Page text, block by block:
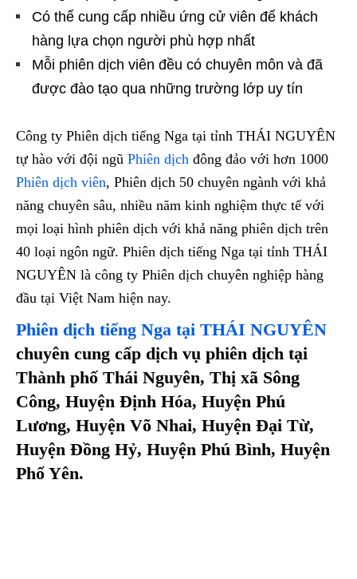
Có thể cung cấp nhiều ứng cử viên để khách
hàng lựa chọn người phù hợp nhất
Mỗi phiên dịch viên đều có chuyên môn và đã
được đào tạo qua những trường lớp uy tín
Công ty Phiên dịch tiếng Nga tại tỉnh THÁI NGUYÊN
tự hào với đội ngũ Phiên dịch đông đảo với hơn 1000
Phiên dịch viên, Phiên dịch 50 chuyên ngành với khả
năng chuyên sâu, nhiều năm kinh nghiệm thực tế với
mọi loại hình phiên dịch với khả năng phiên dịch trên
40 loại ngôn ngữ. Phiên dịch tiếng Nga tại tỉnh THÁI
NGUYÊN là công ty Phiên dịch chuyên nghiệp hàng
đầu tại Việt Nam hiện nay.
Phiên dịch tiếng Nga tại THÁI NGUYÊN
chuyên cung cấp dịch vụ phiên dịch tại
Thành phố Thái Nguyên, Thị xã Sông
Công, Huyện Định Hóa, Huyện Phú
Lương, Huyện Võ Nhai, Huyện Đại Từ,
Huyện Đồng Hỷ, Huyện Phú Bình, Huyện
Phổ Yên.